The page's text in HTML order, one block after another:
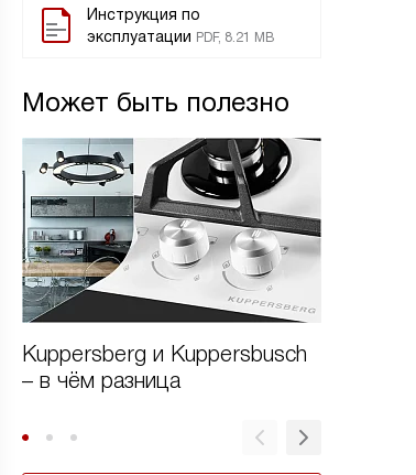
Инструкция по
эксплуатации PDF, 8.21 MB
Может быть полезно
Kuppersberg и Kuppersbusch
– в чём разница